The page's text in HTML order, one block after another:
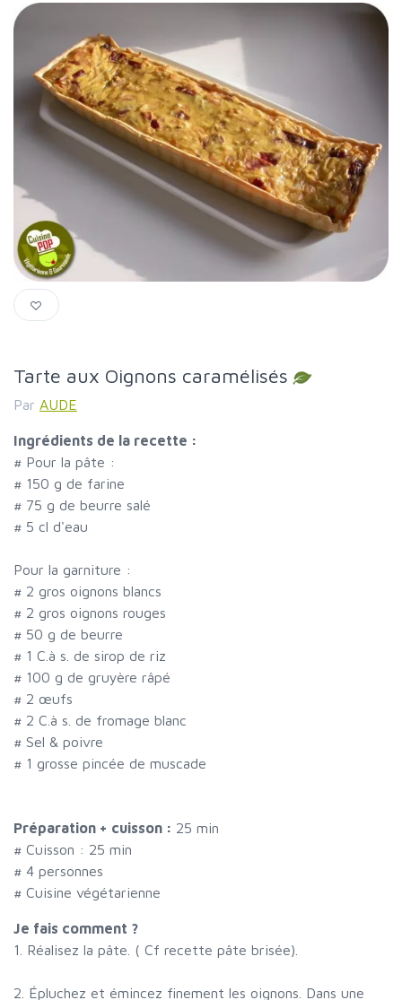
Tarte aux Oignons caramélisés
Par AUDE
Ingrédients de la recette :
# Pour la pâte :
# 150 g de farine
# 75 g de beurre salé
# 5 cl d'eau
Pour la garniture :
# 2 gros oignons blancs
# 2 gros oignons rouges
# 50 g de beurre
# 1 C.à s. de sirop de riz
# 100 g de gruyère râpé
# 2 œufs
# 2 C.à s. de fromage blanc
# Sel & poivre
# 1 grosse pincée de muscade
Préparation + cuisson : 25 min
# Cuisson : 25 min
# 4 personnes
# Cuisine végétarienne
Je fais comment ?
1. Réalisez la pâte. ( Cf recette pâte brisée).
2. Épluchez et émincez finement les oignons. Dans une